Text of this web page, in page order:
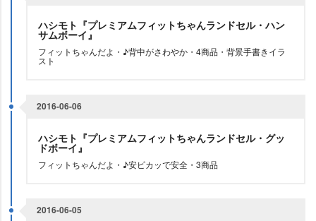
ハシモト『プレミアムフィットちゃんランドセル・ハン
サムボーイ』
フィットちゃんだよ・♪背中がさわやか・4商品・背景手書きイラ
スト
2016-06-06
ハシモト『プレミアムフィットちゃんランドセル・グッ
ドボーイ』
フィットちゃんだよ・♪安ピカッで安全・3商品
2016-06-05